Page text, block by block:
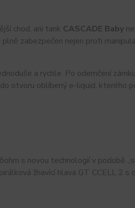
chod, ani tank CASCADE Baby
zabezpečen nejen proti
a rychle. Po odemčení
otvoru oblíbený e-liquid, kterého
s novou technologií v podobě
žhavící hlava GT CCELL 2 s